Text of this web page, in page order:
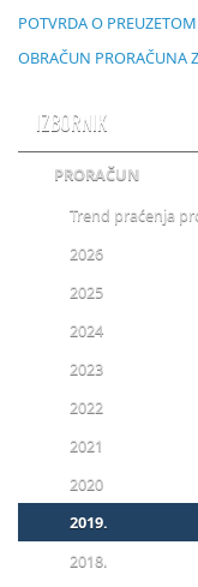
POTVRDA O
OBRAČUN PRORAČUNA
IZBORNIK
PRORAČUN
Trend praćenja
2026
2025
2024
2023
2022
2021
2020
2019.
2018.